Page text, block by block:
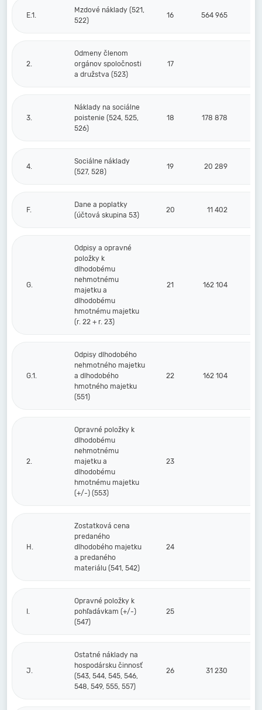
E.1.
Mzdové náklady (521,
522)
16 564 965
2.
Odmeny členom
orgánov spoločnosti
a družstva (523)
17
3.
Náklady na sociálne
poistenie (524, 525,
526)
18 178 878
4.
Sociálne náklady
(527, 528)
19 20 289
F.
Dane a poplatky
(účtová skupina 53)
20 11 402
G.
Odpisy a opravné
položky k
dlhodobému
nehmotnému
majetku a
dlhodobému
hmotnému majetku
(r. 22 + r. 23)
21 162 104
G.1.
Odpisy dlhodobého
nehmotného majetku
a dlhodobého
hmotného majetku
(551)
22 162 104
2.
Opravné položky k
dlhodobému
nehmotnému
majetku a
dlhodobému
hmotnému majetku
(+/-) (553)
23
H.
Zostatková cena
predaného
dlhodobého majetku
a predaného
materiálu (541, 542)
24
I.
Opravné položky k
pohľadávkam (+/-)
(547)
25
J.
Ostatné náklady na
hospodársku činnosť
(543, 544, 545, 546,
548, 549, 555, 557)
26 31 230